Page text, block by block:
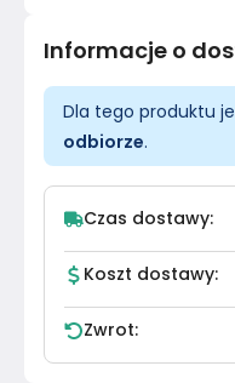
Informacje o
Dla tego produktu
odbiorze.
Czas dostawy:
Koszt dostawy:
Zwrot: